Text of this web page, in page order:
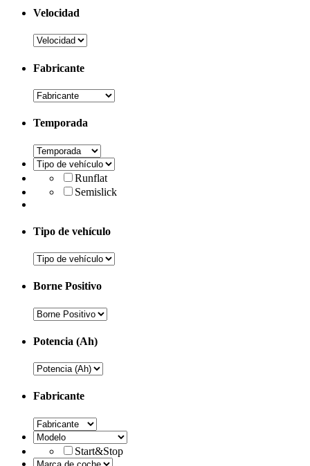
Velocidad
Fabricante
Temporada
Runflat
Semislick
Tipo de vehículo
Borne Positivo
Potencia (Ah)
Fabricante
Start&Stop